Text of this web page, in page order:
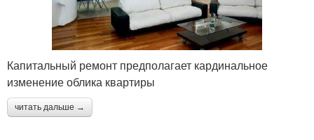
Капитальный ремонт предполагает кардинальное
изменение облика квартиры
читать дальше →